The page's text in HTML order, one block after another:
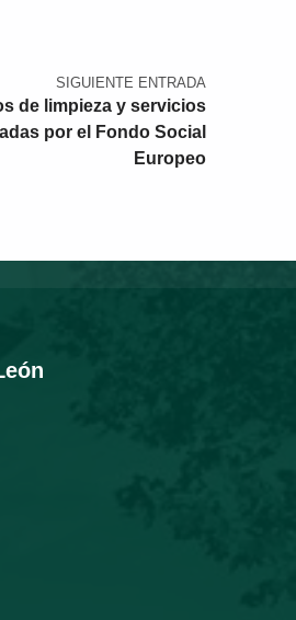
SIGUIENTE ENTRADA
de limpieza y servicios
por el Fondo Social
Europeo